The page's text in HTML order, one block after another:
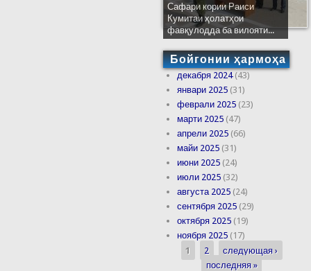
Сафари кории Раиси
Кумитаи ҳолатҳои
фавқулодда ба вилояти...
Бойгонии ҳармоҳа
декабря 2024(43)
январи 2025 (31)
феврали 2025 (23)
марти 2025 (47)
апрели 2025 (66)
майи 2025 (31)
июни 2025 (24)
июли 2025 (32)
августа 2025 (24)
сентября 2025 (29)
октября 2025 (19)
ноября 2025 (17)
Страницы
1 2
следующая ›
последняя »